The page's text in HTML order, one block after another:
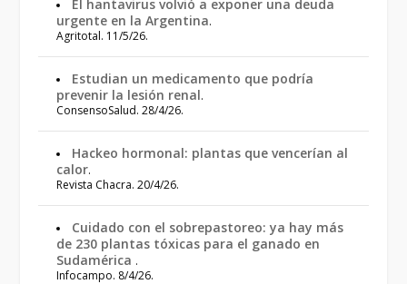
El hantavirus volvió a exponer una deuda
urgente en la Argentina.
Agritotal. 11/5/26.
Estudian un medicamento que podría
prevenir la lesión renal.
ConsensoSalud. 28/4/26.
Hackeo hormonal: plantas que vencerían al
calor.
Revista Chacra. 20/4/26.
Cuidado con el sobrepastoreo: ya hay más
de 230 plantas tóxicas para el ganado en
Sudamérica .
Infocampo. 8/4/26.